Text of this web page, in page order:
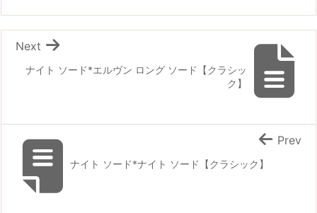
ナイト ソード*エルヴン ロング ソード【クラシッ
ク】
Next
ナイト ソード*ナイト ソード【クラシック】
Prev